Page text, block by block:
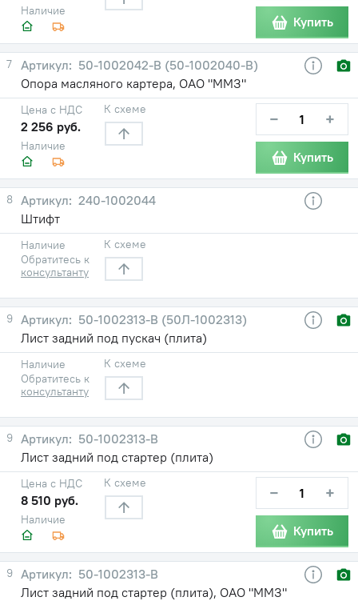
Наличие
Купить
7
50-1002042-В (50-1002040-В)
Опора масляного картера, ОАО "ММЗ"
Наличие
Цена с НДС
2 256 руб.
К схеме − +
Купить
8
240-1002044
Штифт
Наличие
Обратитесь к
консультанту
К схеме
9
50-1002313-В (50Л-1002313)
Лист задний под пускач (плита)
Наличие
Обратитесь к
консультанту
К схеме
9
50-1002313-В
Лист задний под стартер (плита)
Наличие
Цена с НДС
8 510 руб.
К схеме − +
Купить
9
50-1002313-В
Лист задний под стартер (плита), ОАО "ММЗ"